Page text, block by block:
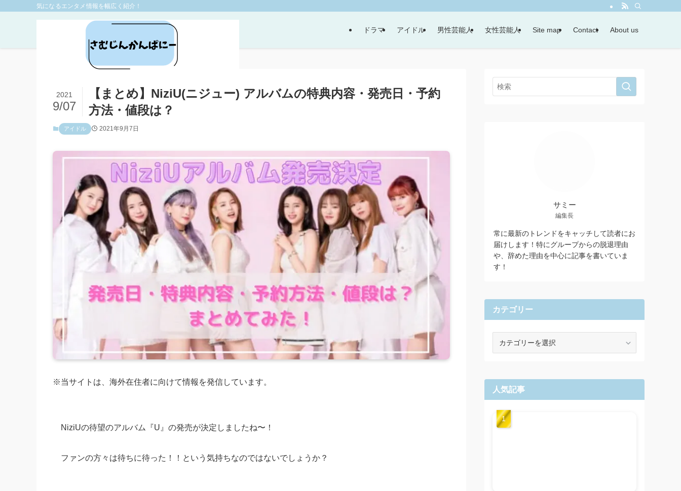
気になるエンタメ情報を幅広く紹介！
ドラマ アイドル 男性芸能人 女性芸能人 Site map Contact About us
エンタメ
【まとめ】NiziU(ニジュー) アルバムの特典内容・発売日・予約
方法・値段は？
2021
9/07
アイドル 2021年9月7日
※当サイトは、海外在住者に向けて情報を発信しています。
NiziUの待望のアルバム『U』の発売が決定しましたね〜！
ファンの方々は待ちに待った！！という気持ちなのではないでしょうか？
サミー
編集長
常に最新のトレンドをキャッチして読者にお
届けします！特にグループからの脱退理由
や、辞めた理由を中心に記事を書いていま
す！
カテゴリー
ー
人気記事